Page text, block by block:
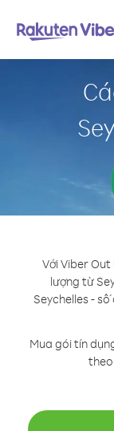
Với Viber
lượng từ
Seychelles -
Mua gói tín